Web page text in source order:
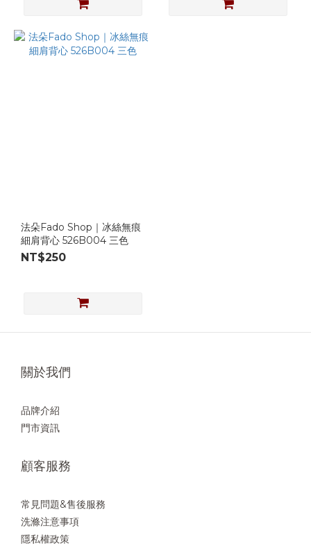
法朵Fado Shop｜冰絲無痕
細肩背心 526B004 三色
NT$250
關於我們
品牌介紹
門市資訊
顧客服務
常見問題&售後服務
洗滌注意事項
隱私權政策